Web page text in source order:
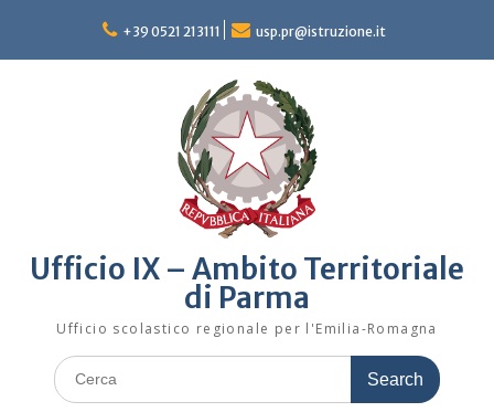
content
+39 0521 213111 usp.pr@istruzione.it
Ufficio IX – Ambito Territoriale
di Parma
Ufficio scolastico regionale per l'Emilia-Romagna
Search
for: